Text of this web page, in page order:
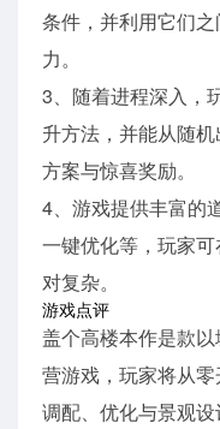
条件，并利用它们
力。
3、随着进程深入，
升方法，并能从随
方案与惊喜奖励。
4、游戏提供丰富的
一键优化等，玩家
对复杂。
游戏点评
盖个高楼本作是款
营游戏，玩家将从
调配、优化与景观